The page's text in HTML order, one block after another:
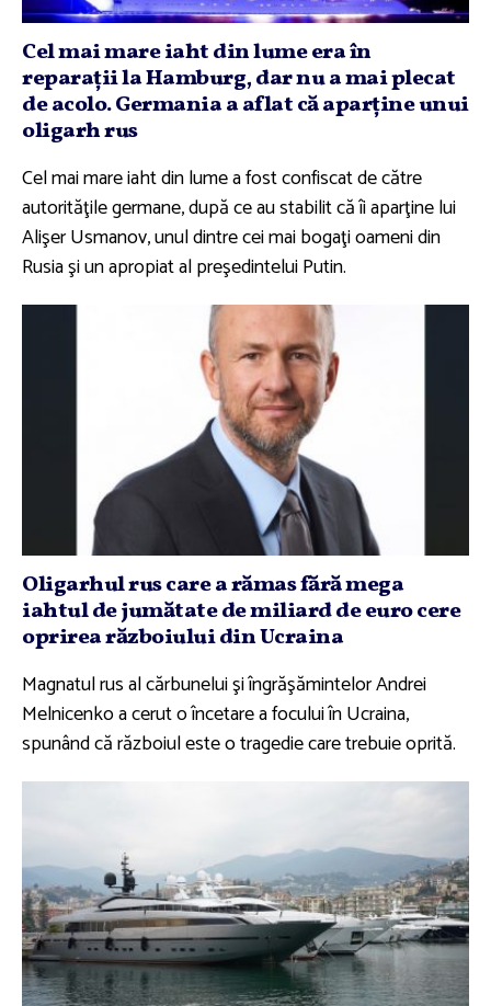
Cel mai mare iaht din lume era în
reparaţii la Hamburg, dar nu a mai plecat
de acolo. Germania a aflat că aparţine unui
oligarh rus
Cel mai mare iaht din lume a fost confiscat de către
autorităţile germane, după ce au stabilit că îi aparţine lui
Alişer Usmanov, unul dintre cei mai bogaţi oameni din
Rusia şi un apropiat al preşedintelui Putin.
Oligarhul rus care a rămas fără mega
iahtul de jumătate de miliard de euro cere
oprirea războiului din Ucraina
Magnatul rus al cărbunelui şi îngrăşămintelor Andrei
Melnicenko a cerut o încetare a focului în Ucraina,
spunând că războiul este o tragedie care trebuie oprită.